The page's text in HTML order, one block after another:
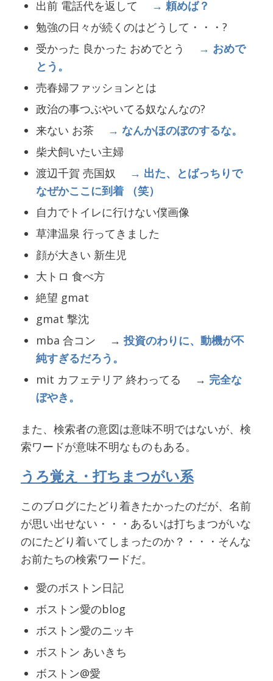
出前 電話代を返して
→ 頼めば？
勉強の日々が続くのはどうして・・・?
受かった 良かった おめでとう
→ おめで
とう。
売春婦ファッションとは
政治の事つぶやいてる奴なんなの?
来ない お茶
→ なんかほのぼのするな。
柴犬飼いたい主婦
渡辺千賀 売国奴
→ 出た、とばっちりで
なぜかここに到着 （笑）
自力でトイレに行けない僕画像
草津温泉 行ってきました
顔が大きい 新生児
大トロ 食べ方
絶望 gmat
gmat 撃沈
mba 合コン → 投資のわりに、動機が不
純すぎるだろう。
mit カフェテリア 終わってる → 完全な
ぼやき。
また、検索者の意図は意味不明ではないが、検
索ワードが意味不明なものもある。
うろ覚え・打ちまつがい系
このブログにたどり着きたかったのだが、名前
が思い出せない・・・あるいは打ちまつがいな
のにたどり着いてしまったのか？・・・そんな
お前たちの検索ワードだ。
愛のボストン日記
ボストン愛のblog
ボストン愛のニッキ
ボストン あいきち
ボストン@愛